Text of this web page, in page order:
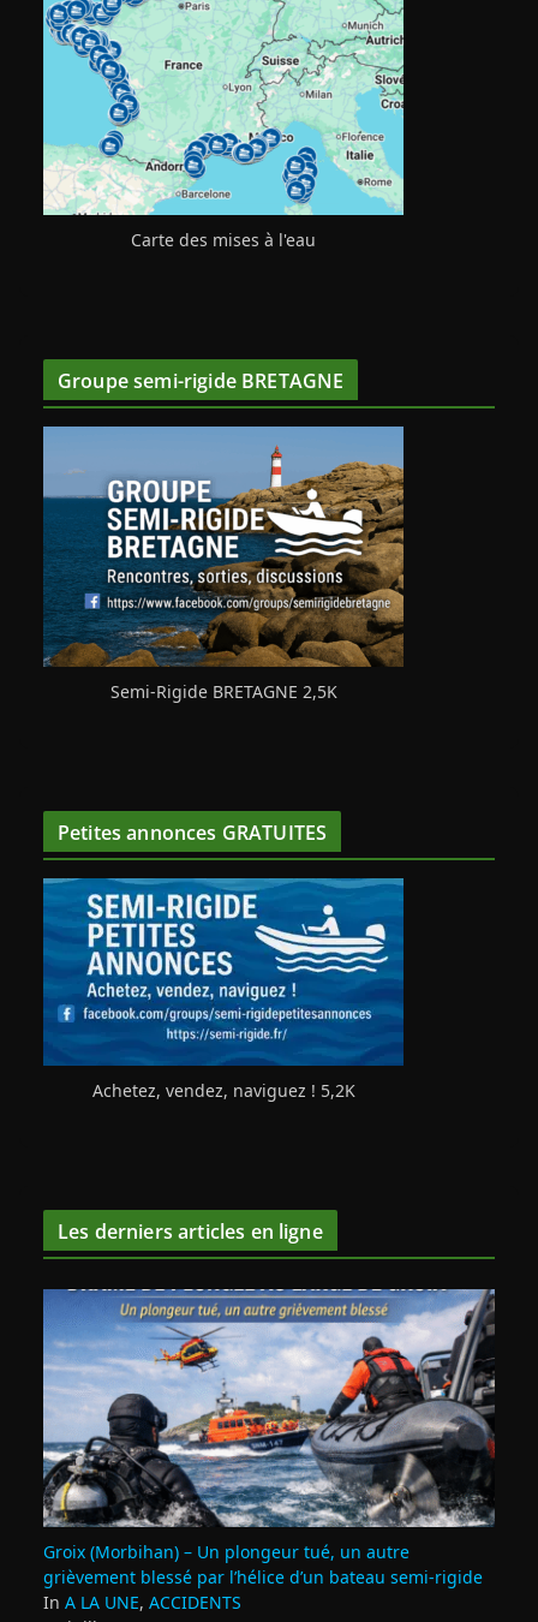
Carte des mises à l'eau
Groupe semi-rigide BRETAGNE
Semi-Rigide BRETAGNE 2,5K
Petites annonces GRATUITES
Achetez, vendez, naviguez ! 5,2K
Les derniers articles en ligne
Groix (Morbihan) – Un plongeur tué, un autre
grièvement blessé par l’hélice d’un bateau semi-rigide
In A LA UNE, ACCIDENTS